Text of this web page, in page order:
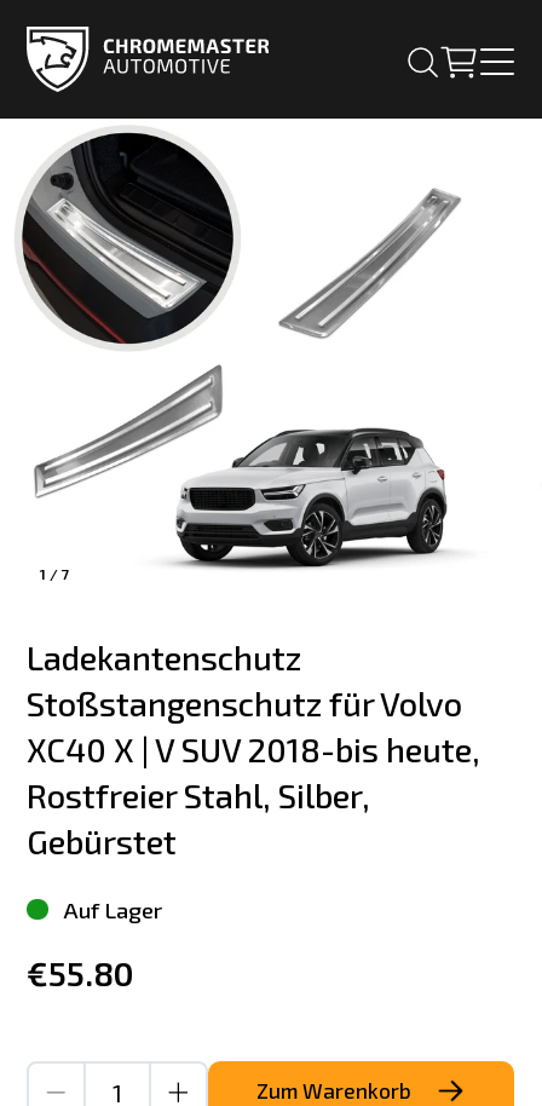
1 / 7
Ladekantenschutz
Stoßstangenschutz für Volvo
XC40 X | V SUV 2018-bis heute,
Rostfreier Stahl, Silber,
Gebürstet
Auf Lager
€55.80
Zum Warenkorb